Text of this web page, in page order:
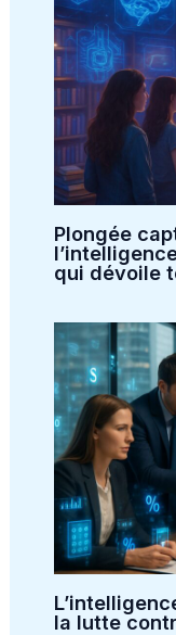
Plongée
qui dévoile
la lutte